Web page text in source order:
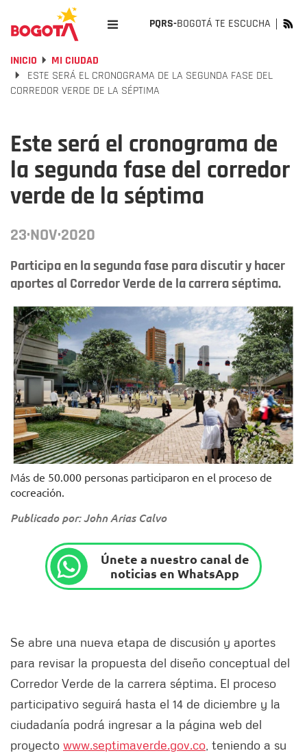
PQRS-BOGOTÁ TE ESCUCHA
INICIO
MI CIUDAD
ESTE SERÁ EL CRONOGRAMA DE LA SEGUNDA FASE DEL
CORREDOR VERDE DE LA SÉPTIMA
Este será el cronograma de
la segunda fase del corredor
verde de la séptima
23·NOV·2020
Participa en la segunda fase para discutir y hacer
aportes al Corredor Verde de la carrera séptima.
Más de 50.000 personas participaron en el proceso de
cocreación.
Publicado por: John Arias Calvo
Únete a nuestro canal de
noticias en WhatsApp
Se abre una nueva etapa de discusión y aportes
para revisar la propuesta del diseño conceptual del
Corredor Verde de la carrera séptima. El proceso
participativo seguirá hasta el 14 de diciembre y la
ciudadanía podrá ingresar a la página web del
proyecto www.septimaverde.gov.co , teniendo a su